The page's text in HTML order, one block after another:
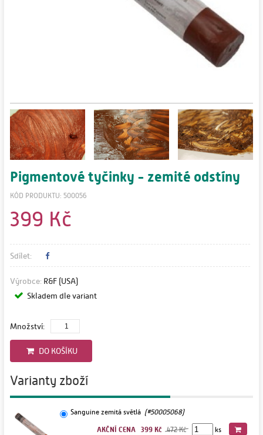
Pigmentové tyčinky - zemité odstíny
KÓD PRODUKTU: 500056
399 Kč
Sdílet:
Výrobce: R&F (USA)
Skladem dle variant
Množství:
DO KOŠÍKU
Varianty zboží
Sanguine zemitá světlá (#50005068)
AKČNÍ CENA 399 Kč 472 Kč
ks